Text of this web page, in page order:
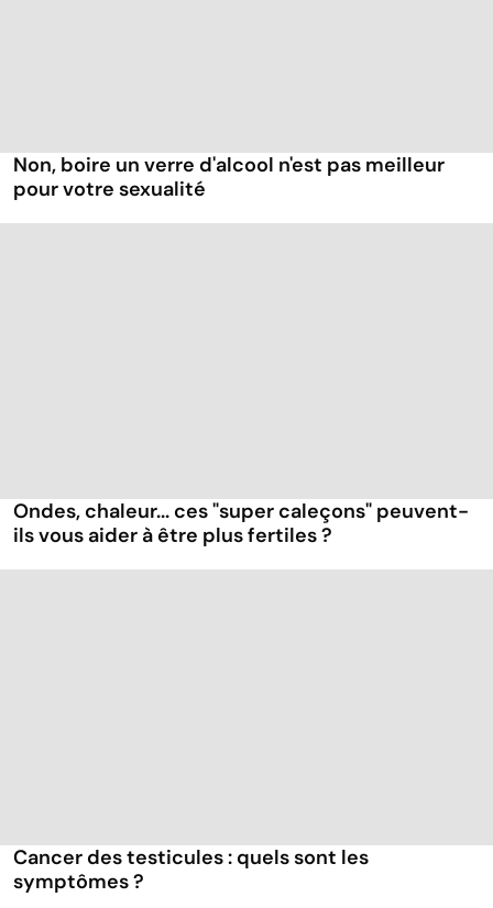
Non, boire un verre d'alcool n'est pas meilleur
pour votre sexualité
Ondes, chaleur... ces "super caleçons" peuvent-
ils vous aider à être plus fertiles ?
Cancer des testicules : quels sont les
symptômes ?